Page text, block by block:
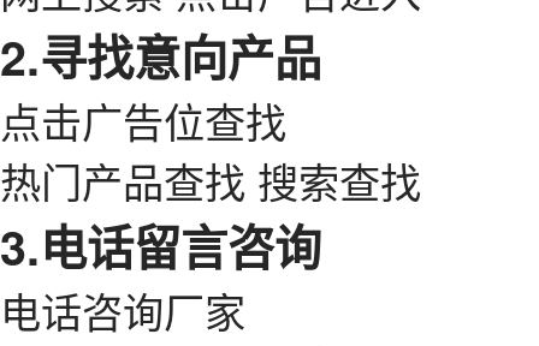
2.寻找意向产品
点击广告位查找
热门产品查找 搜索查找
3.电话留言咨询
电话咨询厂家